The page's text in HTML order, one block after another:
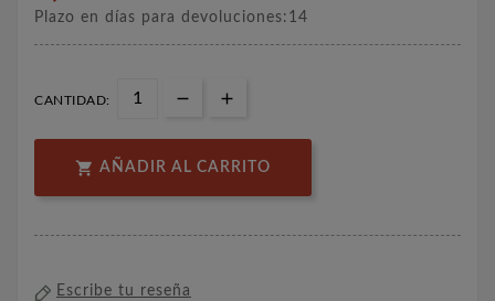
Plazo en días para devoluciones:14
CANTIDAD:
 AÑADIR AL CARRITO
Escribe tu reseña